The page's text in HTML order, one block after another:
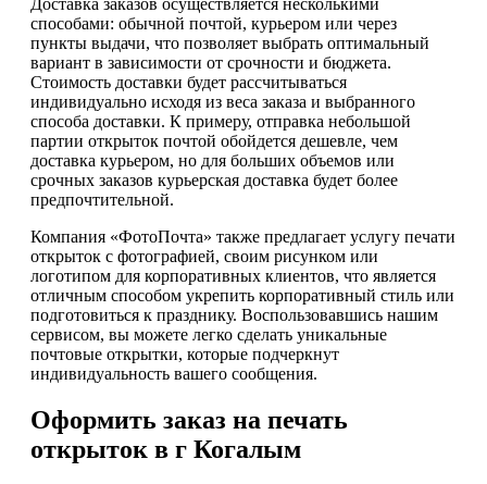
Доставка заказов осуществляется несколькими
способами: обычной почтой, курьером или через
пункты выдачи, что позволяет выбрать оптимальный
вариант в зависимости от срочности и бюджета.
Стоимость доставки будет рассчитываться
индивидуально исходя из веса заказа и выбранного
способа доставки. К примеру, отправка небольшой
партии открыток почтой обойдется дешевле, чем
доставка курьером, но для больших объемов или
срочных заказов курьерская доставка будет более
предпочтительной.
Компания «ФотоПочта» также предлагает услугу печати
открыток с фотографией, своим рисунком или
логотипом для корпоративных клиентов, что является
отличным способом укрепить корпоративный стиль или
подготовиться к празднику. Воспользовавшись нашим
сервисом, вы можете легко сделать уникальные
почтовые открытки, которые подчеркнут
индивидуальность вашего сообщения.
Оформить заказ на печать
открыток в г Когалым